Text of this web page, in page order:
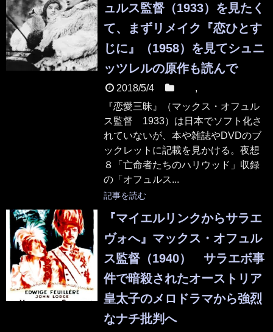
ュルス監督（1933）を見たく
て、まずリメイク『恋ひとす
じに』（1958）を見てシュニ
ッツレルの原作も読んで
2018/5/4 ,
『恋愛三昧』（マックス・オフュル
ス監督 1933）は日本でソフト化さ
れていないが、本や雑誌やDVDのブ
ックレットに記載を見かける。夜想
８「亡命者たちのハリウッド」収録
の「オフュルス...
記事を読む
『マイエルリンクからサラエ
ヴォへ』マックス・オフュル
ス監督（1940） サラエボ事
件で暗殺されたオーストリア
皇太子のメロドラマから強烈
なナチ批判へ